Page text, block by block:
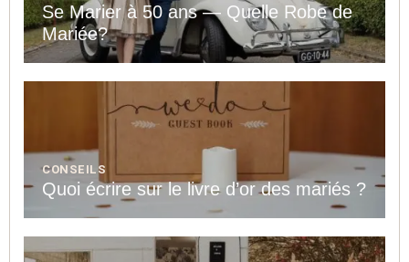
Se Marier à 50 ans — Quelle Robe de
Mariée?
CONSEILS
Quoi écrire sur le livre d’or des mariés ?